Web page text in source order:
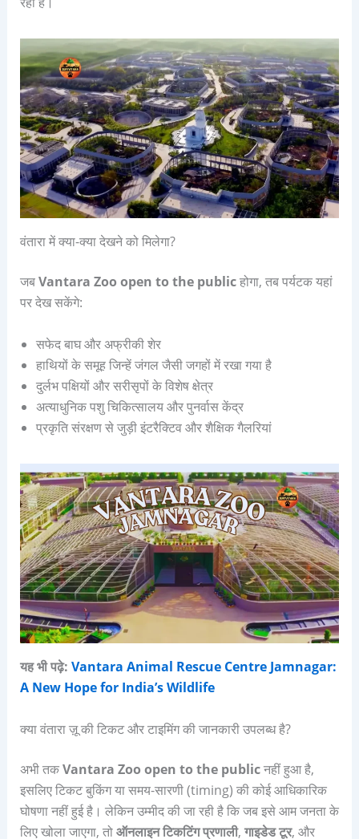
वंतारा में क्या-क्या देखने को मिलेगा?
जबVantara Zoo open to the publicहोगा, तब पर्यटक यहां
पर देख सकेंगे:
सफेद बाघ और अफ्रीकी शेर
हाथियों के समूह जिन्हें जंगल जैसी जगहों में रखा गया है
दुर्लभ पक्षियों और सरीसृपों के विशेष क्षेत्र
अत्याधुनिक पशु चिकित्सालय और पुनर्वास केंद्र
प्रकृति संरक्षण से जुड़ी इंटरैक्टिव और शैक्षिक गैलरियां
यह भी पढ़े: Vantara Animal Rescue Centre Jamnagar:
A New Hope for India’s Wildlife
क्या वंतारा ज़ू की टिकट और टाइमिंग की जानकारी उपलब्ध है?
अभी तकVantara Zoo open to the publicनहीं हुआ है,
इसलिए टिकट बुकिंग या समय-सारणी (timing) की कोई आधिकारिक
घोषणा नहीं हुई है। लेकिन उम्मीद की जा रही है कि जब इसे आम जनता के
लिए खोला जाएगा, तोऑनलाइन टिकटिंग प्रणाली, गाइडेड टूर, और